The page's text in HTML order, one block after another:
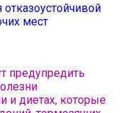
мест
предупредить
и диетах, которые